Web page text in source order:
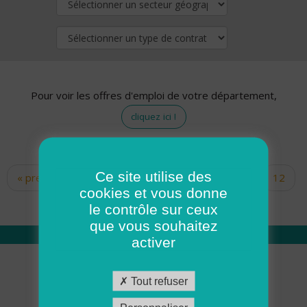
Pour voir les offres d'emploi de votre département,
cliquez ici !
Pages
« premier ‹ précédent … 10
12
14 15 16 17
Qui sommes nous
Académie ADMR
Ce site utilise des
cookies et vous donne
le contrôle sur ceux
que vous souhaitez
activer
Tout refuser